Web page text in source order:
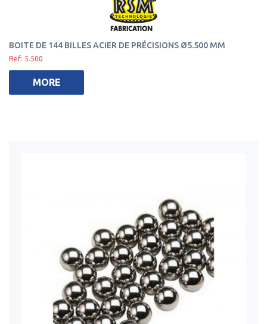
BOITE DE 144 BILLES ACIER DE PRÉCISIONS Ø5.500 MM
Ref: 5.500
MORE